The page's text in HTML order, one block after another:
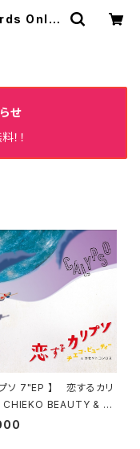
Onlin
せ
！
プソ 7"EP 】 恋するカリ
CON-LOS